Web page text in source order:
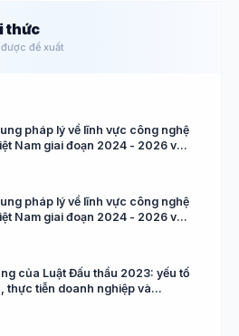
thức
đề xuất
pháp lý về lĩnh vực công nghệ
Nam giai đoạn 2024 - 2026 và
doanh nghiệp có vốn đầu tư
pháp lý về lĩnh vực công nghệ
Nam giai đoạn 2024 - 2026 và
doanh nghiệp có vốn đầu tư
của Luật Đấu thầu 2023: yếu tố
thực tiễn doanh nghiệp và
nhà thầu nước ngoài